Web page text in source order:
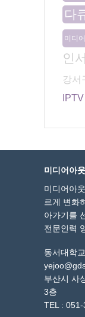
다
미디
인
강서
IPTV
미디어아
미디어아
르게 변화
아가기를
전문인력
동서대학
부산시 사
3층
TEL :